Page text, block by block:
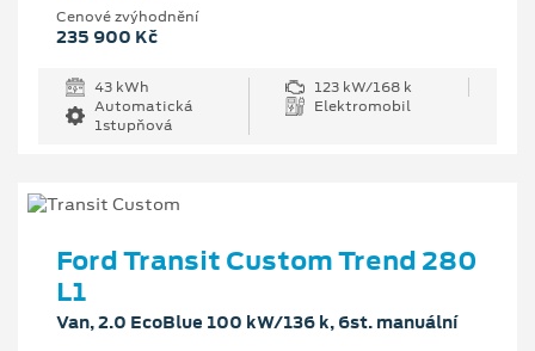
Cenové zvýhodnění
235 900 Kč
43 kWh
123 kW/168 k
Automatická
1stupňová
Elektromobil
Ford Transit Custom Trend 280
L1
Van, 2.0 EcoBlue 100 kW/136 k, 6st. manuální